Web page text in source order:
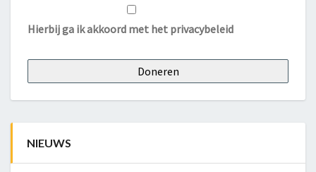
Hierbij ga ik akkoord met het privacybeleid
NIEUWS